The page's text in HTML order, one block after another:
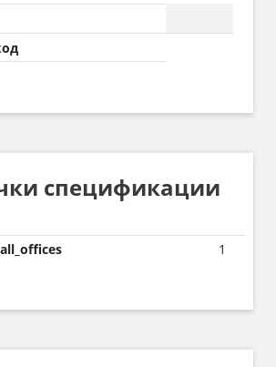
спецификации
1